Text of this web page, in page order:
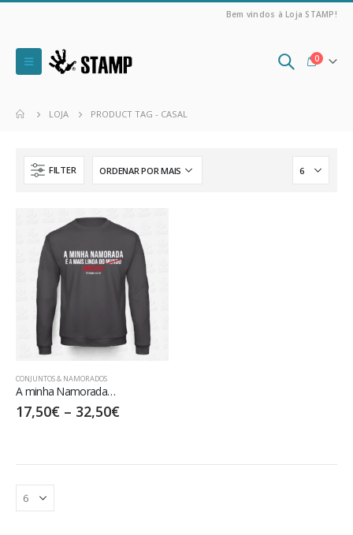
Bem vindos à Loja STAMP!
0
LOJA PRODUCT TAG - CASAL
FILTER
CONJUNTOS & NAMORADOS
A minha Namorada…
17,50€ – 32,50€